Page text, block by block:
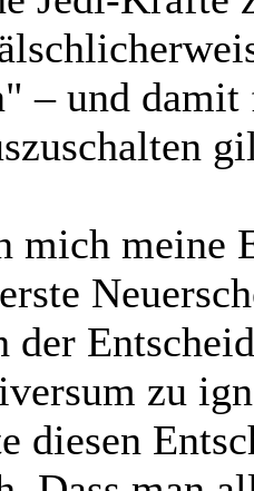
– und damit
mich meine
der
zu
diesen